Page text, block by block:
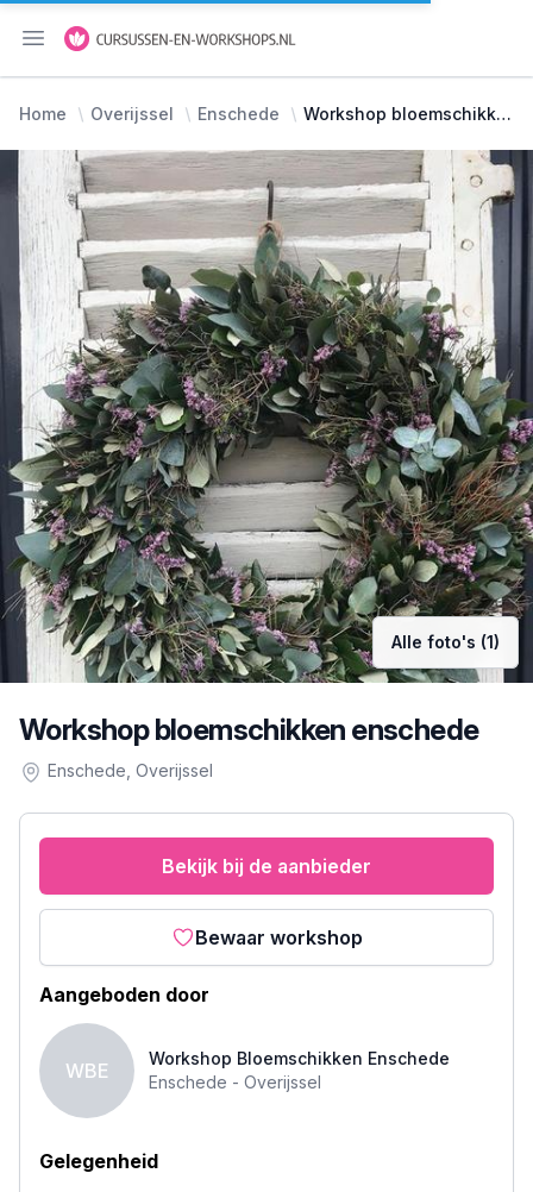
Menu openen
Home Overijssel Enschede Workshop bloemschikken enschede
Alle foto's (1)
Workshop bloemschikken enschede
Enschede , Overijssel
Bekijk bij de aanbieder
Bewaar workshop
Aangeboden door
WBE
Workshop Bloemschikken Enschede
Enschede - Overijssel
Gelegenheid